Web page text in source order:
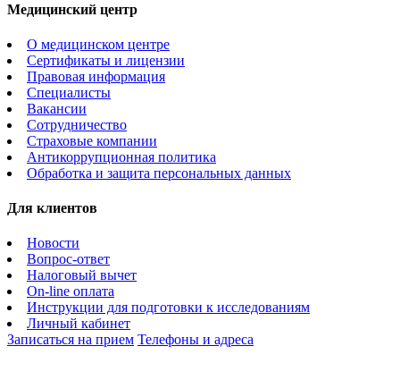
Медицинский центр
О медицинском центре
Сертификаты и лицензии
Правовая информация
Специалисты
Вакансии
Сотрудничество
Страховые компании
Антикоррупционная политика
Обработка и защита персональных данных
Для клиентов
Новости
Вопрос-ответ
Налоговый вычет
On-line оплата
Инструкции для подготовки к исследованиям
Личный кабинет
Записаться на прием Телефоны и адреса